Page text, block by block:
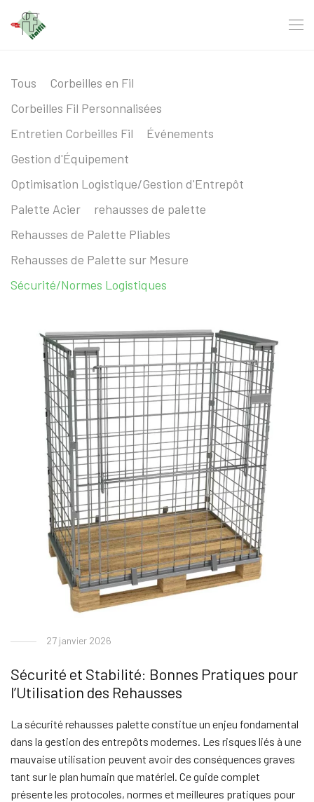
Tous
Corbeilles en Fil
Corbeilles Fil Personnalisées
Entretien Corbeilles Fil
Événements
Gestion d'Équipement
Optimisation Logistique/Gestion d'Entrepôt
Palette Acier
rehausses de palette
Rehausses de Palette Pliables
Rehausses de Palette sur Mesure
Sécurité/Normes Logistiques
27 janvier 2026
Sécurité et Stabilité: Bonnes Pratiques pour
l’Utilisation des Rehausses
La sécurité rehausses palette constitue un enjeu fondamental
dans la gestion des entrepôts modernes. Les risques liés à une
mauvaise utilisation peuvent avoir des conséquences graves
tant sur le plan humain que matériel. Ce guide complet
présente les protocoles, normes et meilleures pratiques pour